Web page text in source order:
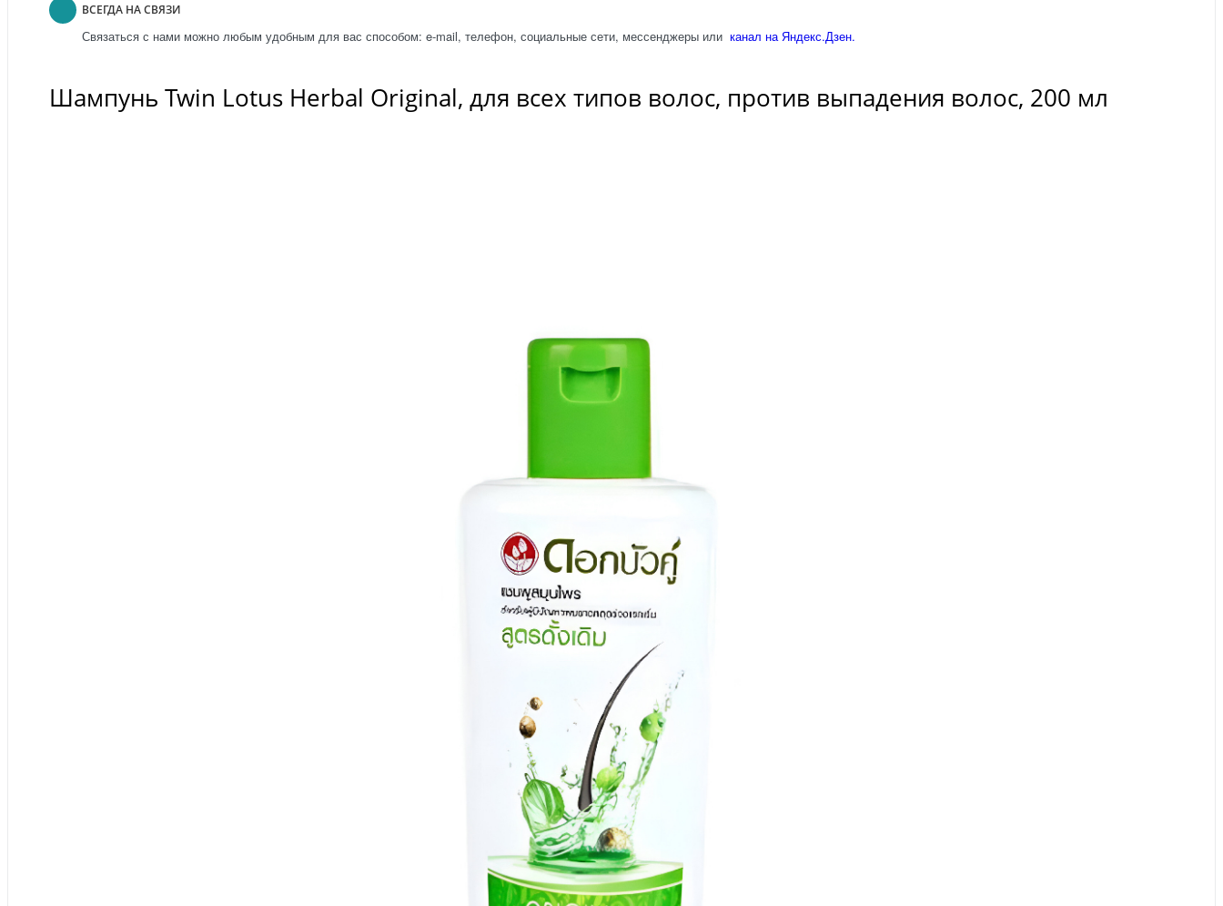
ВСЕГДА НА СВЯЗИ
Связаться с нами можно любым удобным для вас способом: e-mail, телефон, социальные сети, мессенджеры или канал на Яндекс.Дзен.
Шампунь Twin Lotus Herbal Original, для всех типов волос, против выпадения волос, 200 мл